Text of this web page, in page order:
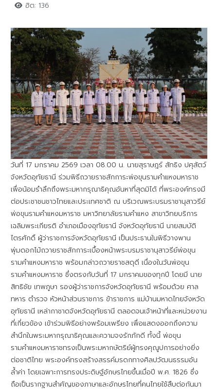
ฮิต: 136
วันที่ 17 มกราคม 2569 เวลา 08.00 น. นายสุราษฎร์ สัทธิง ปศุสัตว์
จังหวัดอุทัยธานี ร่วมพิธีถวายราชสักการะพ่อขุนรามคำแหงมหาราช
เพื่อน้อมรำลึกถึงพระมหากรุณาธิคุณอันหาที่สุดมิได้ ที่พระองค์ทรงมี
ต่อประชาชนชาวไทยและประเทศชาติ ณ บริเวณพระบรมราชานุสาวรีย์
พ่อขุนรามคำแหงมหาราช มหาวิทยาลัยรามคำแหง สาขาวิทยบริการ
เฉลิมพระเกียรติ อำเภอเมืองอุทัยธานี จังหวัดอุทัยธานี นายสมบัติ
ไตรศักดิ์ ผู้ว่าราชการจังหวัดอุทัยธานี เป็นประธานในพิธีวางพาน
พุ่มดอกไม้ถวายราชสักการะเบื้องหน้าพระบรมราชานุสาวรีย์พ่อขุน
รามคำแหงมหาราช พร้อมกล่าวถวายราชสดุดี เนื่องในวันพ่อขุน
รามคำแหงมหาราช ซึ่งตรงกับวันที่ 17 มกราคมของทุกปี โดยมี นาย
สิทธิชัย เทพภูษา รองผู้ว่าราชการจังหวัดอุทัยธานี พร้อมด้วย ศาล
ทหาร ตำรวจ หัวหน้าส่วนราชการ ข้าราชการ แม่บ้านมหาดไทยจังหวัด
อุทัยธานี เหล่ากาชาดจังหวัดอุทัยธานี ตลอดจนเจ้าหน้าที่และหน่วยงาน
ที่เกี่ยวข้อง เข้าร่วมพิธีอย่างพร้อมเพรียง เพื่อแสดงออกถึงความ
สำนึกในพระมหากรุณาธิคุณและความจงรักภักดี ทั้งนี้ พ่อขุน
รามคำแหงมหาราชทรงเป็นพระมหากษัตริย์ผู้ทรงคุณูปการอย่างยิ่ง
ต่อชาติไทย พระองค์ทรงสร้างสรรค์มรดกทางศิลปวัฒนธรรมอัน
ล้ำค่า โดยเฉพาะการทรงประดิษฐ์อักษรไทยขึ้นเมื่อปี พ.ศ. 1826 ซึ่ง
ถือเป็นรากฐานสำคัญของภาษาและอักษรไทยที่คนไทยใช้สืบต่อกันมา